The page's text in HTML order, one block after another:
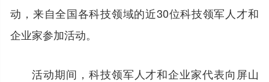
动，来自全国各科技领域的近30位科技领军人才和
企业家参加活动。
活动期间，科技领军人才和企业家代表向屏山